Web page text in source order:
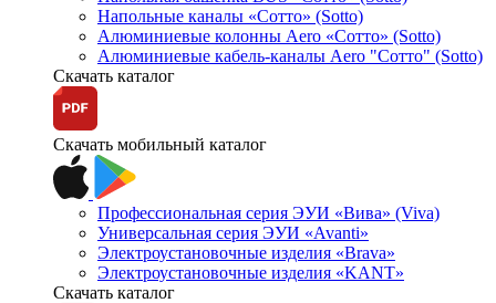
Напольные каналы «Сотто» (Sotto)
Алюминиевые колонны Aero «Сотто» (Sotto)
Алюминиевые кабель-каналы Aero "Сотто" (Sotto)
Скачать каталог
Скачать мобильный каталог
Профессиональная серия ЭУИ «Вива» (Viva)
Универсальная серия ЭУИ «Avanti»
Электроустановочные изделия «Brava»
Электроустановочные изделия «KANT»
Скачать каталог